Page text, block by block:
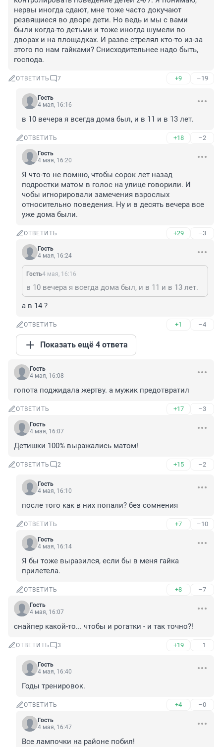
нервы иногда сдают, мне тоже часто докучают
резвящиеся во дворе дети. Но ведь и мы с вами
были когда-то детьми и тоже иногда шумели во
дворах и на площадках. И разве стрелял кто-то из-за
этого по нам гайками? Снисходительнее надо быть,
господа.
ОТВЕТИТЬ 7 +9 –19
Гость
4 мая, 16:16
в 10 вечера я всегда дома был, и в 11 и в 13 лет.
ОТВЕТИТЬ +18 –2
Гость
4 мая, 16:20
Я что-то не помню, чтобы сорок лет назад
подростки матом в голос на улице говорили. И
чобы игнорировали замечения взрослых
относительно поведения. Ну и в десять вечера все
уже дома были.
ОТВЕТИТЬ +29 –3
Гость
4 мая, 16:24
Гость4 мая, 16:16
в 10 вечера я всегда дома был, и в 11 и в 13 лет.
а в 14 ?
ОТВЕТИТЬ +1 –4
Показать ещё 4 ответа
Гость
4 мая, 16:08
гопота поджидала жертву. а мужик предотвратил
ОТВЕТИТЬ +17 –3
Гость
4 мая, 16:07
Детишки 100% выражались матом!
ОТВЕТИТЬ 2 +15 –2
Гость
4 мая, 16:10
после того как в них попали? без сомнения
ОТВЕТИТЬ +7 –10
Гость
4 мая, 16:14
Я бы тоже выразился, если бы в меня гайка
прилетела.
ОТВЕТИТЬ +8 –7
Гость
4 мая, 16:07
снайпер какой-то... чтобы и рогатки - и так точно?!
ОТВЕТИТЬ 3 +19 –1
Гость
4 мая, 16:40
Годы тренировок.
ОТВЕТИТЬ +4 –0
Гость
4 мая, 16:47
Все лампочки на районе побил!